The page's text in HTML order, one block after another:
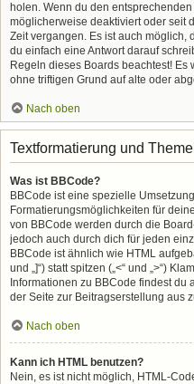
holen. Wenn du den
möglicherweise deaktiviert oder seit
Zeit vergangen. Es ist auch möglich,
du einfach eine Antwort darauf
Regeln dieses Boards beachtest!
ohne triftigen Grund auf alte oder
Nach oben
Textformatierung und
Was ist BBCode?
BBCode ist eine spezielle
Formatierungsmöglichkeiten für
von BBCode werden durch die
jedoch auch durch dich für jeden
BBCode ist ähnlich wie HTML
und „]“) statt spitzen („<“ und „>“)
Informationen zu BBCode findest
der Seite zur Beitragserstellung aus
Nach oben
Kann ich HTML benutzen?
Nein, es ist nicht möglich, HTML-